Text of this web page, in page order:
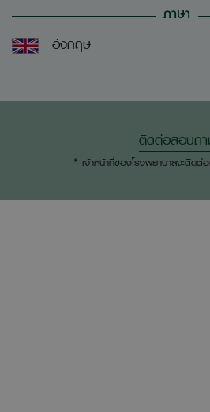
ภาษา
อังกฤษ
ติดต่อสอบถ
* เจ้าหน้าที่ของโรงพยาบาลจะติดต่